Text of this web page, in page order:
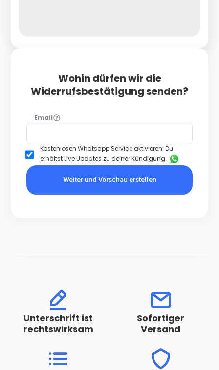
Wohin dürfen wir die
Widerrufsbestätigung senden?
Email
Kostenlosen Whatsapp Service aktivieren: Du
erhältst Live Updates zu deiner Kündigung.
Weiter und Vorschau erstellen
Unterschrift ist
rechtswirksam
Sofortiger
Versand